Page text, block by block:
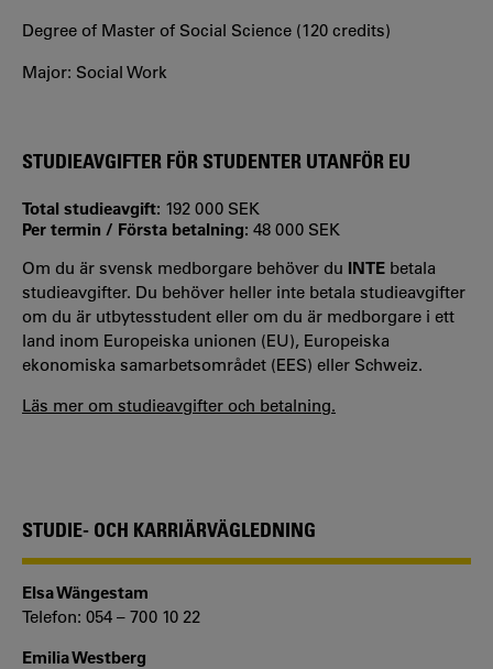
Degree of Master of Social Science (120 credits)
Major: Social Work
STUDIEAVGIFTER FÖR STUDENTER UTANFÖR EU
Total studieavgift: 192 000 SEK
Per termin / Första betalning: 48 000 SEK
Om du är svensk medborgare behöver du INTE betala
studieavgifter. Du behöver heller inte betala studieavgifter
om du är utbytesstudent eller om du är medborgare i ett
land inom Europeiska unionen (EU), Europeiska
ekonomiska samarbetsområdet (EES) eller Schweiz.
Läs mer om studieavgifter och betalning.
STUDIE- OCH KARRIÄRVÄGLEDNING
Elsa Wängestam
Telefon: 054 – 700 10 22
Emilia Westberg